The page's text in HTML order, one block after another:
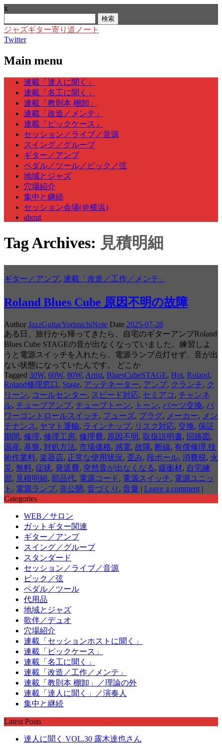
x
索:
ジャズギター寄り道ノート
Twitter
Main menu
Skip
content
連載「達人に聞く」
連載「名工に聞く」
連載「教則本 棚卸」
連載「改造／メンテ」
連載「ピックケース」
セッション／ライブ／音源
スイング／グルーブ
ギター／アンプ
ペダル／ツール／ピック／弦
地域とジャズ
穴場紹介
集中と継続
セッション会場(＠横浜)
about
Tag Archives: 見積明細
ギター／アンプ, 連載「改造／工作／メンテ」
Roland Blues Cube 原因不明の故障
Author JazzGuitarYorimichiNote Date 2025-07-28
ある日、旅行から帰ってきたら、自宅のギターアンプRoland
Blues Cube STAGEの音が出なくなっていました。練習しよ
うと電源スイッチを入れたら、電源ランプ点灯せず、音が出
ない状態になっていたんです。 どこか
Tagged 30W, 60W, 80W, Artist, BluesCubeSTAGE, Hot, Roland,
Roland修理窓口, Stage, アッテネーター, アンプ, クランチ, ク
リーン, コールセンター, スピード対応, セミアコ , チャンネ
ル, チューブアンプ, チューブトーン, トーン, パーツ交換, パ
ワーコントロールスイッチ, フューズ, プラグ, メーカー, メン
テナンス , ヤマト運輸, ラインナップ, リスク対応, 交換, 保証
期間, 修理, 修理工房, 修理費, 原因不明, 取扱説明書, 回路図 ,
国産, 基盤, 対処方法, 市場価格, 感電, 故障, 断線, 有償修理.技
術作業料, 楽器店, 正常な使用状況, 歪み, 段ボール, 消費税, 火
災 , 無料, 症状, 発送費, 突然音が出なくなる, 緩衝材, 自宅練
習, 見積明細, 部品代, 電源コード, 電源スイッチ, 電源ユニッ
ト , 電源ランプ, 非公開, 音づくり , 音量 | Leave a comment |
Categories
WEB／サロン
ガットギター関連
ギター／アンプ
スイング／グルーブ
スタンダード
セッション／ライブ／音源
ピック／弦
ペダル／ツール
代用品
地域とジャズ
歌伴／デュオ
穴場紹介
連載「セッションホストに聞く」
連載「ピックケース」
連載「名工に聞く」
連載「改造／工作／メンテ」
連載「教則本 棚卸」／理論の外
連載「達人に聞く」／演奏人
集中と継続
Latest Posts
達人に聞く VOL.30 露木達也さん